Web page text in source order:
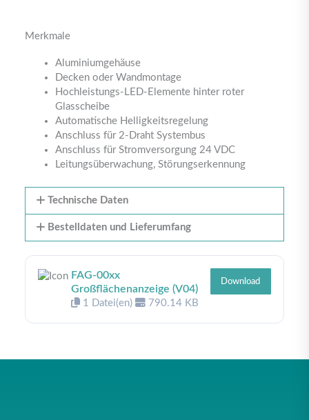
Merkmale
Aluminiumgehäuse
Decken oder Wandmontage
Hochleistungs-LED-Elemente hinter roter
Glasscheibe
Automatische Helligkeitsregelung
Anschluss für 2-Draht Systembus
Anschluss für Stromversorgung 24 VDC
Leitungsüberwachung, Störungserkennung
Technische Daten
Bestelldaten und Lieferumfang
FAG-00xx
Großflächenanzeige (V04)
1 Datei(en) 790.14 KB
Download